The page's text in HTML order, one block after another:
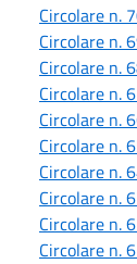
Circolare n.
Circolare n.
Circolare n.
Circolare n.
Circolare n.
Circolare n.
Circolare n.
Circolare n.
Circolare n.
Circolare n.